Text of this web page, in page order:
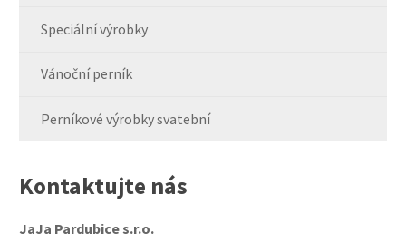
Speciální výrobky
Vánoční perník
Perníkové výrobky svatební
Kontaktujte nás
JaJa Pardubice s.r.o.